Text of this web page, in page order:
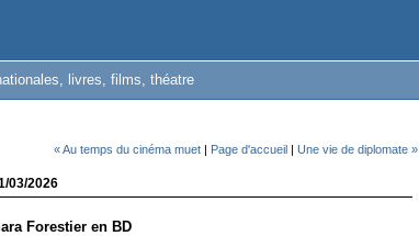
livres, films, théatre
« Au temps du cinéma muet| Page d'accueil| Une vie de diplomate »
03/2026
Forestier en BD